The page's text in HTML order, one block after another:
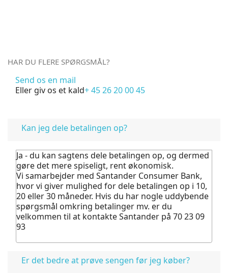
HAR DU FLERE SPØRGSMÅL?
Send os en mail
Eller giv os et kald+ 45 26 20 00 45
Kan jeg dele betalingen op?
Ja - du kan sagtens dele betalingen op, og dermed
gøre det mere spiseligt, rent økonomisk.
Vi samarbejder med Santander Consumer Bank,
hvor vi giver mulighed for dele betalingen op i 10,
20 eller 30 måneder. Hvis du har nogle uddybende
spørgsmål omkring betalinger mv. er du
velkommen til at kontakte Santander på 70 23 09
93
Er det bedre at prøve sengen før jeg køber?